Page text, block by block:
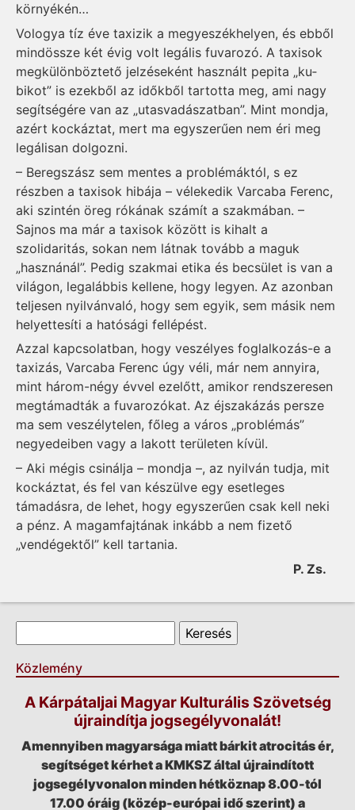
környékén…
Vologya tíz éve taxizik a megyeszékhelyen, és ebből
min­d­össze két évig volt legális fuvarozó. A taxisok
megkülönböztető jelzéseként használt pepita „ku­
bikot” is ezekből az időkből tartotta meg, ami nagy
segítségére van az „utasvadászatban”. Mint mondja,
azért kockáztat, mert ma egyszerűen nem éri meg
legálisan dolgozni.
– Beregszász sem mentes a problémáktól, s ez
részben a taxisok hibája – vélekedik Varcaba Ferenc,
aki szintén öreg rókának számít a szakmában. –
Sajnos ma már a taxisok között is kihalt a
szolidaritás, sokan nem látnak tovább a maguk
„hasznánál”. Pedig szakmai etika és becsület is van a
világon, legalábbis kellene, hogy legyen. Az azonban
teljesen nyilvánvaló, hogy sem egyik, sem másik nem
helyettesíti a hatósági fellépést.
Azzal kapcsolatban, hogy veszélyes foglalkozás-e a
taxizás, Var­­­caba Ferenc úgy véli, már nem annyira,
mint három-négy évvel ezelőtt, amikor rendszeresen
megtámadták a fuvarozókat. Az éjszakázás persze
ma sem veszélytelen, főleg a város „problémás”
negyedeiben vagy a lakott területen kívül.
– Aki mégis csinálja – mondja –, az nyilván tudja, mit
kockáztat, és fel van készülve egy esetleges
támadásra, de lehet, hogy egyszerűen csak kell neki
a pénz. A magamfajtának inkább a nem fizető
„vendégektől” kell tartania.
P. Zs.
Keresés űrlap
Keresés
Közlemény
A Kárpátaljai Magyar Kulturális Szövetség
újraindítja jogsegélyvonalát!
Amennyiben magyarsága miatt bárkit atrocitás ér,
segítséget kérhet a KMKSZ által újraindított
jogsegélyvonalon minden hétköznap 8.00-tól
17.00 óráig (közép-európai idő szerint) a